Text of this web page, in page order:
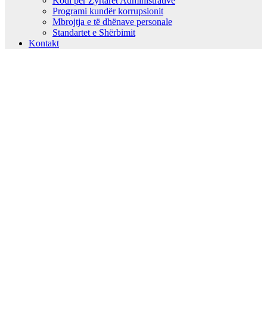
Programi kundër korrupsionit
Mbrojtja e të dhënave personale
Standartet e Shërbimit
Kontakt